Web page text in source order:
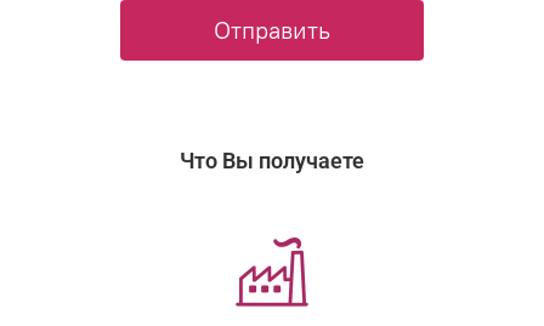
Отправить
Что Вы получаете